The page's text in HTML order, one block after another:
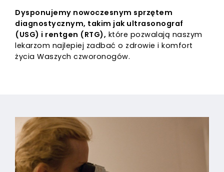
Dysponujemy nowoczesnym sprzętem
diagnostycznym, takim jak ultrasonograf
(USG) i rentgen (RTG), które pozwalają naszym
lekarzom najlepiej zadbać o zdrowie i komfort
życia Waszych czworonogów.